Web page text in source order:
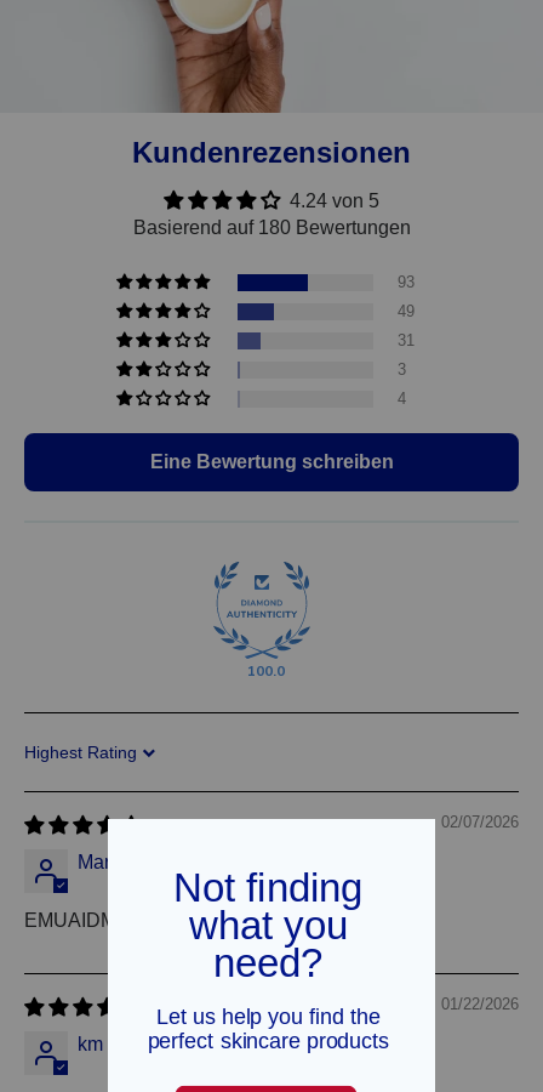
Kundenrezensionen
4.24 von 5
Basierend auf 180 Bewertungen
93
49
31
3
4
Eine Bewertung schreiben
100.0
Sort by
02/07/2026
Mark Leija
EMUAIDMAX Schnupperangebot Ekzem
01/22/2026
km